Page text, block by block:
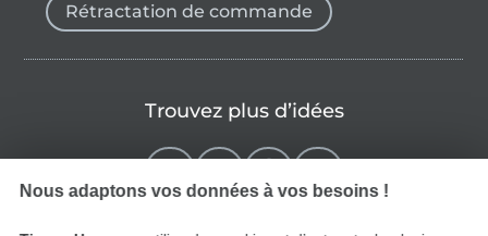
Rétractation de commande
Trouvez plus d’idées
Nous adaptons vos données à vos besoins !